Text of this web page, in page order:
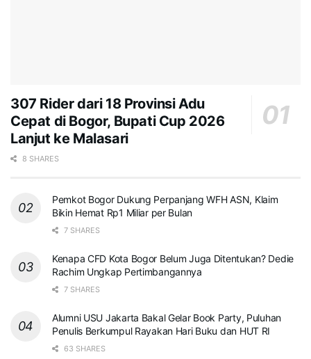
307 Rider dari 18 Provinsi Adu
Cepat di Bogor, Bupati Cup 2026
Lanjut ke Malasari
8 SHARES
Pemkot Bogor Dukung Perpanjang WFH ASN, Klaim
Bikin Hemat Rp1 Miliar per Bulan
7 SHARES
Kenapa CFD Kota Bogor Belum Juga Ditentukan? Dedie
Rachim Ungkap Pertimbangannya
7 SHARES
Alumni USU Jakarta Bakal Gelar Book Party, Puluhan
Penulis Berkumpul Rayakan Hari Buku dan HUT RI
63 SHARES